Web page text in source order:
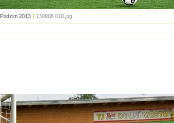
Podzim 2013 | 130908 018.jpg